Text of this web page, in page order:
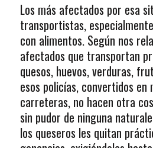
Los más afectados por esa
transportistas,
con alimentos. Según nos
afectados que transportan
quesos, huevos, verduras,
esos policías, convertidos en
carreteras, no hacen otra
sin pudor de ninguna
los queseros les quitan